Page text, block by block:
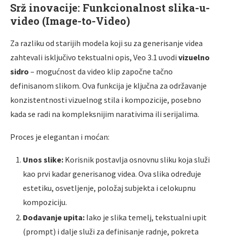
Srž inovacije: Funkcionalnost slika-u-
video (Image-to-Video)
Za razliku od starijih modela koji su za generisanje videa
zahtevali isključivo tekstualni opis, Veo 3.1 uvodi vizuelno
sidro – mogućnost da video klip započne tačno
definisanom slikom. Ova funkcija je ključna za održavanje
konzistentnosti vizuelnog stila i kompozicije, posebno
kada se radi na kompleksnijim narativima ili serijalima.
Proces je elegantan i moćan:
Unos slike: Korisnik postavlja osnovnu sliku koja služi
kao prvi kadar generisanog videa. Ova slika određuje
estetiku, osvetljenje, položaj subjekta i celokupnu
kompoziciju.
Dodavanje upita: Iako je slika temelj, tekstualni upit
(prompt) i dalje služi za definisanje radnje, pokreta